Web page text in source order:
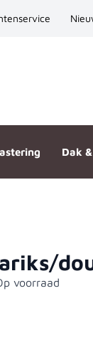
Dak
voorraad